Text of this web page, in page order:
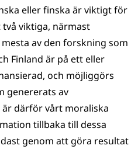
eller finska är viktigt för
viktiga, närmast
av den forskning som
Finland är på ett eller
och möjliggörs
genererats av
därför vårt moraliska
tillbaka till dessa
genom att göra resultat